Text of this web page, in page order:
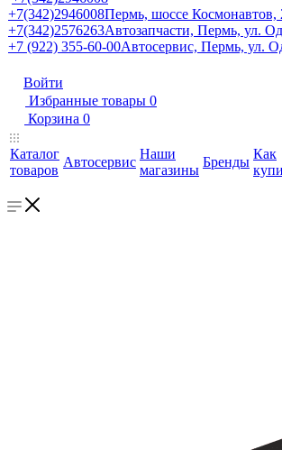
+7(342)2946008Пермь, шоссе Космонавтов,
+7(342)2576263Автозапчасти, Пермь, ул.
+7 (922) 355-60-00Автосервис, Пермь, ул.
Войти
Избранные товары 0
Корзина 0
Каталог
товаров
Автосервис
Наши
магазины
Бренды
Как